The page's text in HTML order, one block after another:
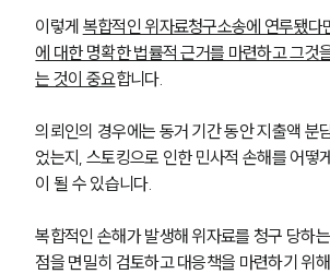
이렇게 복합적인 위자료청구소송에 연루됐다
에 대한 명확한 법률적 근거를 마련하고 그것
는 것이 중요합니다.
의뢰인의 경우에는 동거 기간 동안 지출액 분
었는지, 스토킹으로 인한 민사적 손해를 어떻
이 될 수 있습니다.
복합적인 손해가 발생해 위자료를 청구 당하
점을 면밀히 검토하고 대응책을 마련하기 위